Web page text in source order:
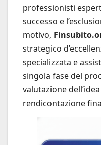
professionisti
successo e
motivo,
strategico
specializzata e
singola fase del
valutazione
rendicontazione